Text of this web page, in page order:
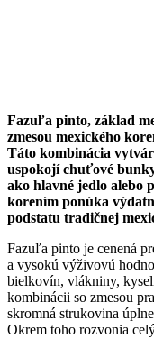
Fazuľa pinto, základ
zmesou mexického
Táto kombinácia
uspokojí chuťové
ako hlavné jedlo alebo
korením ponúka
podstatu tradičnej
Fazuľa pinto je cenená
a vysokú výživovú
bielkovín, vlákniny,
kombinácii so zmesou
skromná strukovina
Okrem toho rozvonia